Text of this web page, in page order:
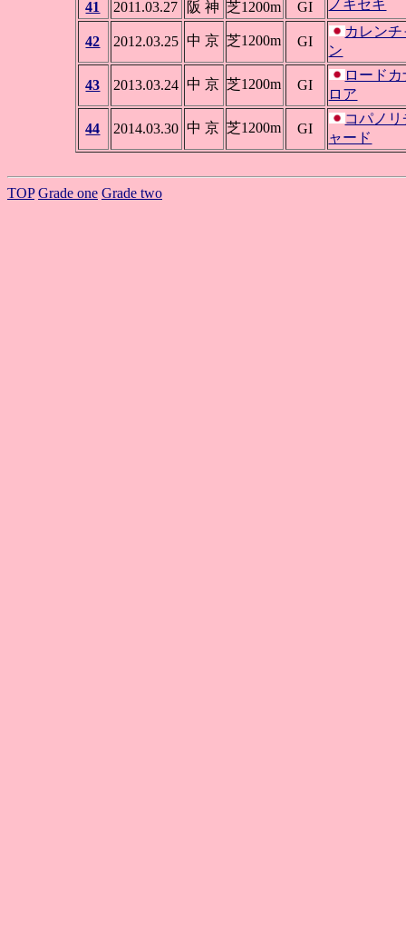
ノキセキ
41 2011.03.27 阪 神 芝1200m GI
42 2012.03.25 中 京 芝1200m GI
カレンチ
ン
43 2013.03.24 中 京 芝1200m GI
ロードカ
ロア
44 2014.03.30 中 京 芝1200m GI
コパノリ
ャード
TOP Grade one Grade two